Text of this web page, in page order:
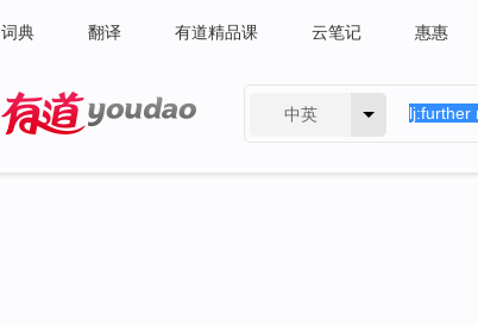
词典 翻译 有道精品课 云笔记 惠惠
中英